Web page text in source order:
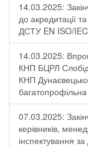
14.03.2025:
до акредитації
ДСТУ EN ISO/
14.03.2025:
КНП БЦРЛ
КНП
07.03.2025:
керівників,
інспектування